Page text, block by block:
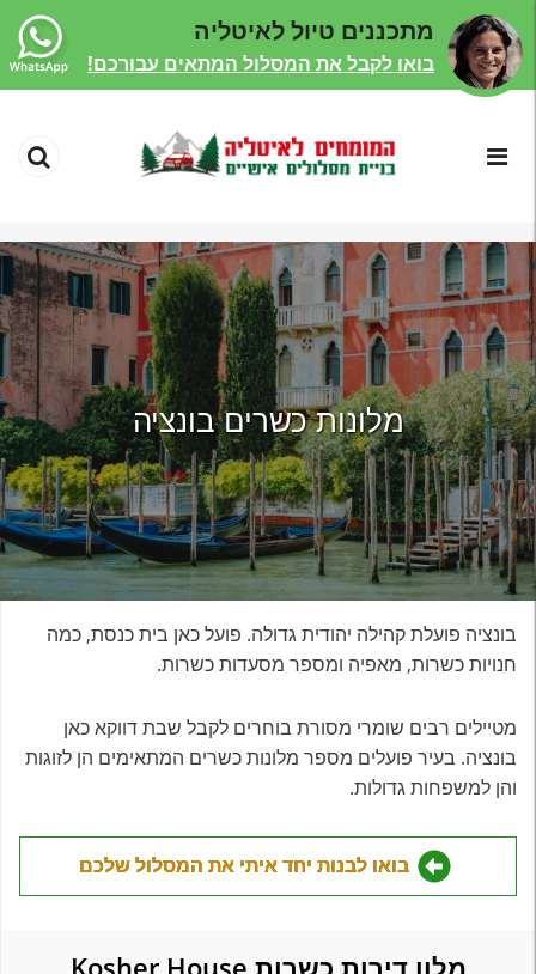
מלונות כשרים בונציה
בונציה פועלת קהילה יהודית גדולה. פועל כאן בית כנסת, כמה
חנויות כשרות, מאפיה ומספר מסעדות כשרות.
מטיילים רבים שומרי מסורת בוחרים לקבל שבת דווקא כאן
בונציה. בעיר פועלים מספר מלונות כשרים המתאימים הן לזוגות
והן למשפחות גדולות.
בואו לבנות יחד איתי את המסלול שלכם
מלון דירות כשרות Kosher House
מתכננים טיול לאיטליה
בואו לקבל את המסלול המתאים עבורכם!